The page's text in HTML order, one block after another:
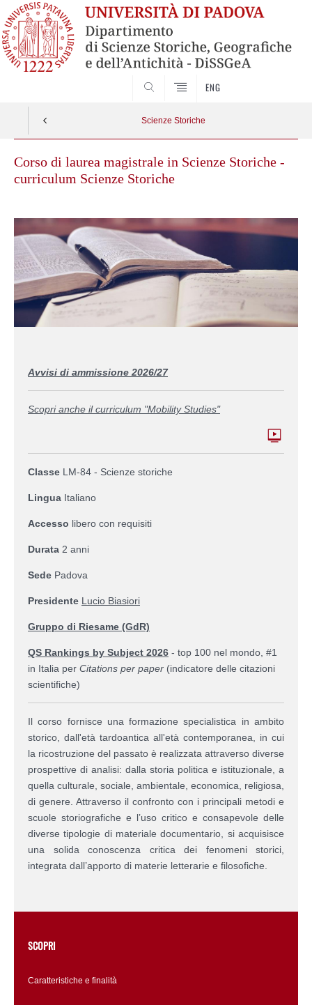
ENG
Scienze Storiche
Corso di laurea magistrale in Scienze Storiche -
curriculum Scienze Storiche
Avvisi di ammissione 2026/27
Scopri anche il curriculum "Mobility Studies"
Classe LM-84 - Scienze storiche
Lingua Italiano
Accesso libero con requisiti
Durata 2 anni
Sede Padova
Presidente Lucio Biasiori
Gruppo di Riesame (GdR)
QS Rankings by Subject 2026 - top 100 nel mondo, #1
in Italia per Citations per paper (indicatore delle citazioni
scientifiche)
Il corso fornisce una formazione specialistica in ambito
storico, dall'età tardoantica all'età contemporanea, in cui
la ricostruzione del passato è realizzata attraverso diverse
prospettive di analisi: dalla storia politica e istituzionale, a
quella culturale, sociale, ambientale, economica, religiosa,
di genere. Attraverso il confronto con i principali metodi e
scuole storiografiche e l’uso critico e consapevole delle
diverse tipologie di materiale documentario, si acquisisce
una solida conoscenza critica dei fenomeni storici,
integrata dall’apporto di materie letterarie e filosofiche.
SCOPRI
Caratteristiche e finalità